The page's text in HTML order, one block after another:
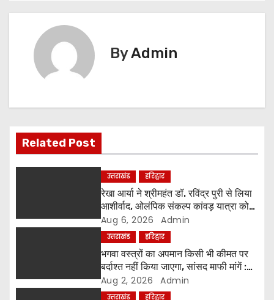
s
v
g
t
n
ByAdmin
Related Post
उत्तराखंड हरिद्वार
रेखा आर्या ने श्रीमहंत डॉ. रविंद्र पुरी से लिया
आशीर्वाद, ओलंपिक संकल्प कांवड़ यात्रा को
मिला संतों का समर्थन
Aug 6, 2026 Admin
उत्तराखंड हरिद्वार
भगवा वस्त्रों का अपमान किसी भी कीमत पर
बर्दाश्त नहीं किया जाएगा, सांसद माफी मांगें :
श्रीमहंत डॉ. रविंद्र पुरी महाराज
Aug 2, 2026 Admin
उत्तराखंड हरिद्वार